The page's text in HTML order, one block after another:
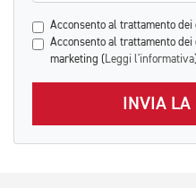
Acconsento al trattamento dei
Acconsento al trattamento
marketing ( Leggi l'informativa
INVIA